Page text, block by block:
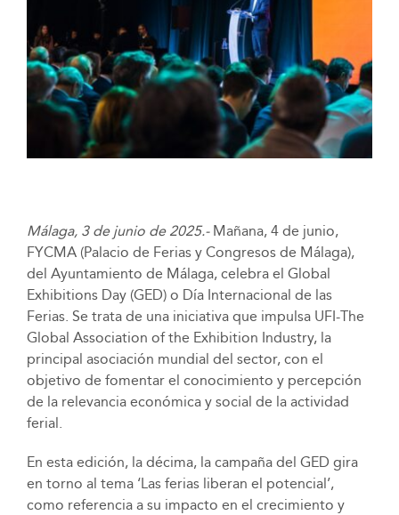
Málaga, 3 de junio de 2025.- Mañana, 4 de junio,
FYCMA (Palacio de Ferias y Congresos de Málaga),
del Ayuntamiento de Málaga, celebra el Global
Exhibitions Day (GED) o Día Internacional de las
Ferias. Se trata de una iniciativa que impulsa UFI-The
Global Association of the Exhibition Industry, la
principal asociación mundial del sector, con el
objetivo de fomentar el conocimiento y percepción
de la relevancia económica y social de la actividad
ferial.
En esta edición, la décima, la campaña del GED gira
en torno al tema ‘Las ferias liberan el potencial’,
como referencia a su impacto en el crecimiento y